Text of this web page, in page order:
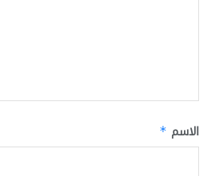
الاسم *